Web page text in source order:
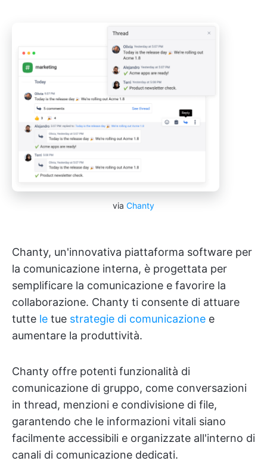
via Chanty
Chanty, un'innovativa piattaforma software per
la comunicazione interna, è progettata per
semplificare la comunicazione e favorire la
collaborazione. Chanty ti consente di attuare
tutte le tue strategie di comunicazione e
aumentare la produttività.
Chanty offre potenti funzionalità di
comunicazione di gruppo, come conversazioni
in thread, menzioni e condivisione di file,
garantendo che le informazioni vitali siano
facilmente accessibili e organizzate all'interno di
canali di comunicazione dedicati.